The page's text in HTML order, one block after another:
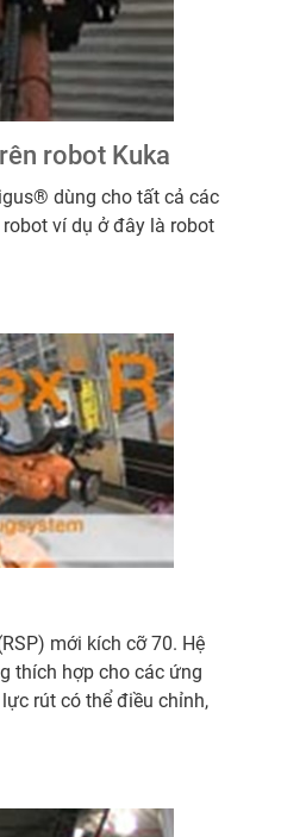
robot Kuka
dùng cho tất cả các
ví dụ ở đây là robot
mới kích cỡ 70. Hệ
thích hợp cho các ứng
rút có thể điều chỉnh,